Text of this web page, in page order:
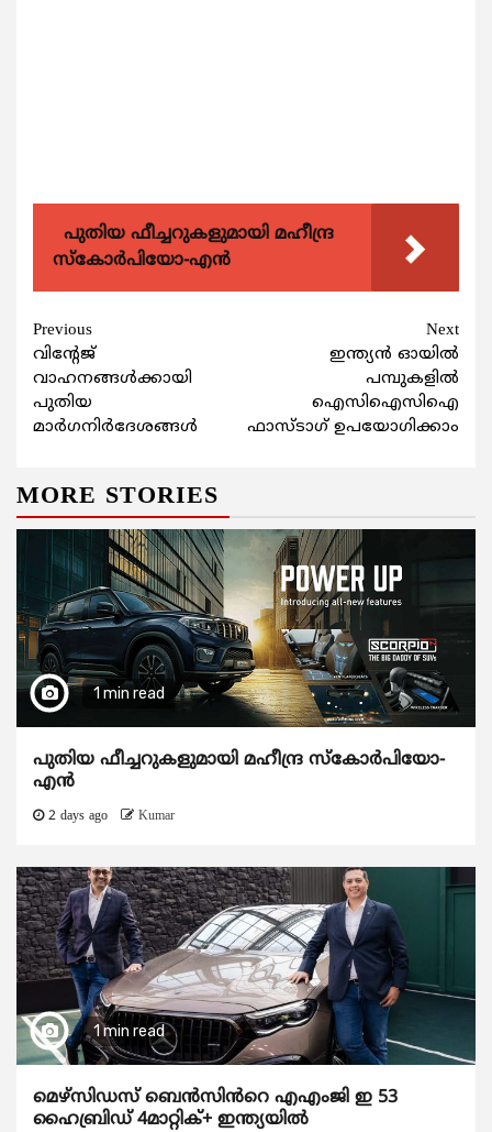
പുതിയ ഫീച്ചറുകളുമായി മഹീന്ദ്ര
സ്കോർപിയോ-എൻ
Continue
Reading
Previous
വിന്റേജ്
വാഹനങ്ങള്‍ക്കായി
പുതിയ
മാര്‍ഗനിര്‍ദേശങ്ങള്‍
Next
ഇന്ത്യന്‍ ഓയില്‍
പമ്പുകളില്‍
ഐസിഐസിഐ
ഫാസ്ടാഗ് ഉപയോഗിക്കാം
MORE STORIES
1 min read
പുതിയ ഫീച്ചറുകളുമായി മഹീന്ദ്ര സ്കോർപിയോ-
എൻ
2 days ago Kumar
1 min read
മെഴ്‌സിഡസ് ബെൻസിൻറെ എഎംജി ഇ 53
ഹൈബ്രിഡ് 4മാറ്റിക്+ ഇന്ത്യയിൽ